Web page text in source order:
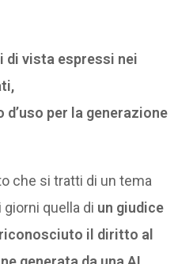
di vista espressi nei
per la generazione
che si tratti di un tema
quella di un giudice
il diritto al